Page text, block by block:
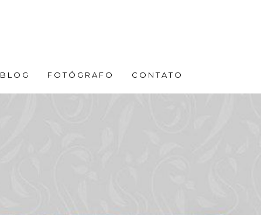
BLOG FOTÓGRAFO CONTATO